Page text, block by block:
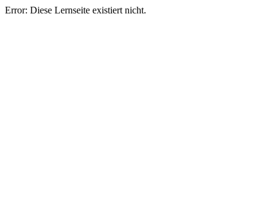
Error: Diese Lernseite existiert nicht.